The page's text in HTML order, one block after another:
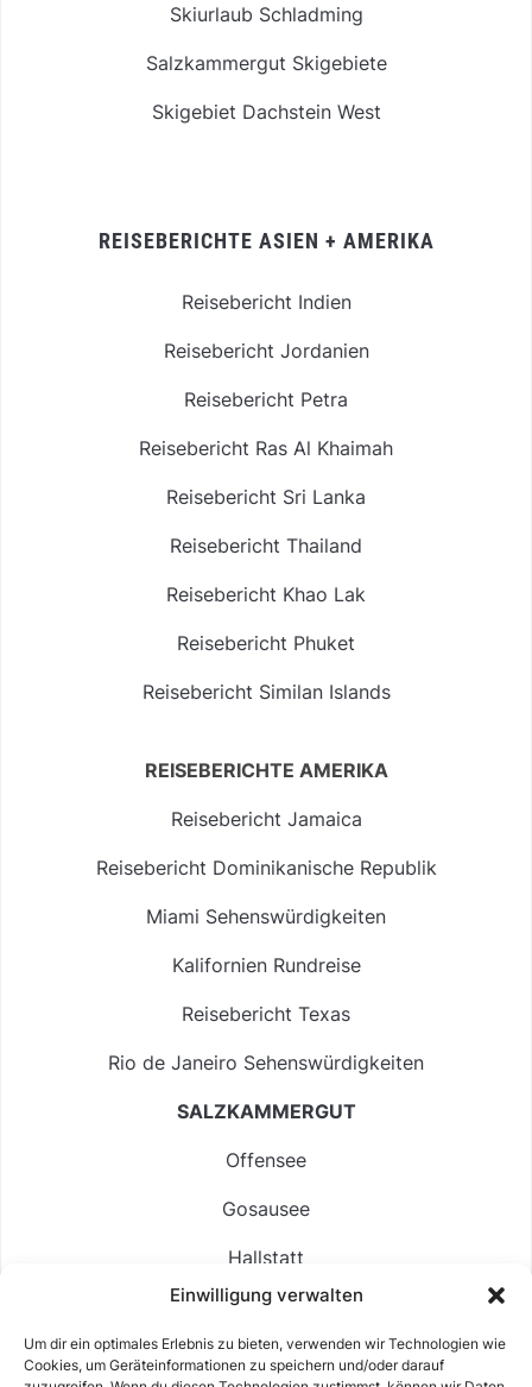
Einwilligung verwalten
Um dir ein optimales Erlebnis zu bieten, verwenden wir Technologien wie
Cookies, um Geräteinformationen zu speichern und/oder darauf
Skiurlaub Schladming
Salzkammergut Skigebiete
Skigebiet Dachstein West
REISEBERICHTE ASIEN + AMERIKA
Reisebericht Indien
Reisebericht Jordanien
Reisebericht Petra
Reisebericht Ras Al Khaimah
Reisebericht Sri Lanka
Reisebericht Thailand
Reisebericht Khao Lak
Reisebericht Phuket
Reisebericht Similan Islands
REISEBERICHTE AMERIKA
Reisebericht Jamaica
Reisebericht Dominikanische Republik
Miami Sehenswürdigkeiten
Kalifornien Rundreise
Reisebericht Texas
Rio de Janeiro Sehenswürdigkeiten
SALZKAMMERGUT
Offensee
Gosausee
Hallstatt
Langbathsee
Altausseer See